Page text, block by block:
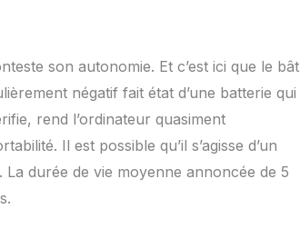
son autonomie. Et c’est ici que le bât
négatif fait état d’une batterie qui
rend l’ordinateur quasiment
Il est possible qu’il s’agisse d’un
durée de vie moyenne annoncée de 5